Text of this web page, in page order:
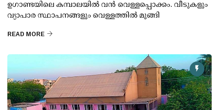
ഉഗാണ്ടയിലെ കമ്പാലയില്‍ വന്‍ വെള്ളപ്പൊക്കം. വീടുകളും
വ്യാപാര സ്ഥാപനങ്ങളും വെള്ളത്തില്‍ മുങ്ങി
READ MORE